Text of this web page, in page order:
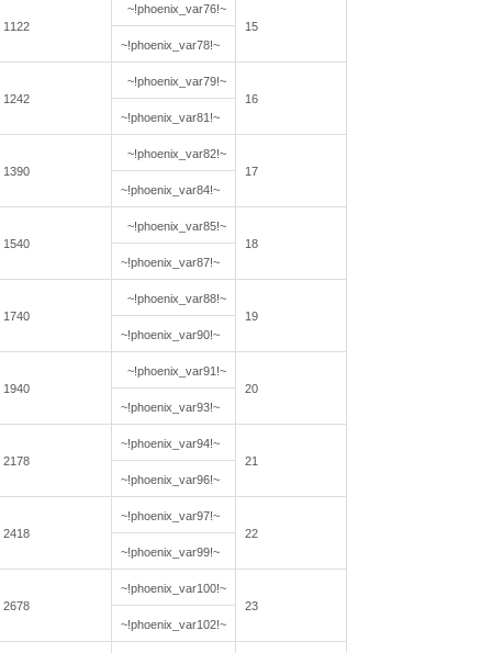
15
~!phoenix_var76!~
1122
~!phoenix_var78!~
16
~!phoenix_var79!~
1242
~!phoenix_var81!~
17
~!phoenix_var82!~
1390
~!phoenix_var84!~
18
~!phoenix_var85!~
1540
~!phoenix_var87!~
19
~!phoenix_var88!~
1740
~!phoenix_var90!~
20
~!phoenix_var91!~
1940
~!phoenix_var93!~
21
~!phoenix_var94!~
2178
~!phoenix_var96!~
22
~!phoenix_var97!~
2418
~!phoenix_var99!~
23
~!phoenix_var100!~
2678
~!phoenix_var102!~